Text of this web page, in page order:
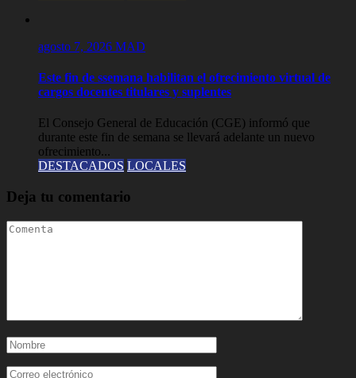
agosto 7, 2026 MAD
Este fin de ssemana habilitan el ofrecimiento virtual de
cargos docentes titulares y suplentes
El Consejo General de Educación (CGE) informó que
durante este fin de semana se llevará adelante un nuevo
ofrecimiento...
DESTACADOS LOCALES
Deja tu comentario